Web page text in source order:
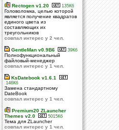
Rectogen v1.20 135Кб
Головоломка, целью которой
является получение квадратов
единого цвета из
составляющих их
треугольников
совпал интерес у 2 чел.
GentleMan v0.9B6 39Кб
Полнофункциональный
файловый-менеджер
совпал интерес у 1 чел.
KsDatebook v1.6.1
146Кб
Замена стандартному
DateBook
совпал интерес у 1 чел.
Premium20 ZLauncher
Themes v2.0
5015Кб
Тема для ZLauncher
совпал интерес у 1 чел.